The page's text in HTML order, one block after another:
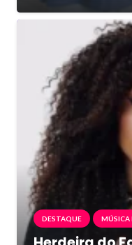
DESTAQUE MÚSICA